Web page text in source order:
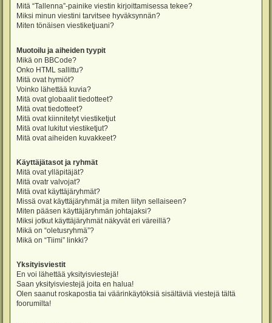
Mitä “Tallenna”-painike viestin kirjoittamisessa tekee?
Miksi minun viestini tarvitsee hyväksynnän?
Miten tönäisen viestiketjuani?
Muotoilu ja aiheiden tyypit
Mikä on BBCode?
Onko HTML sallittu?
Mitä ovat hymiöt?
Voinko lähettää kuvia?
Mitä ovat globaalit tiedotteet?
Mitä ovat tiedotteet?
Mitä ovat kiinnitetyt viestiketjut
Mitä ovat lukitut viestiketjut?
Mitä ovat aiheiden kuvakkeet?
Käyttäjätasot ja ryhmät
Mitä ovat ylläpitäjät?
Mitä ovatr valvojat?
Mitä ovat käyttäjäryhmät?
Missä ovat käyttäjäryhmät ja miten liityn sellaiseen?
Miten pääsen käyttäjäryhmän johtajaksi?
Miksi jotkut käyttäjäryhmät näkyvät eri väreillä?
Mikä on “oletusryhmä”?
Mikä on “Tiimi” linkki?
Yksityisviestit
En voi lähettää yksityisviestejä!
Saan yksityisviestejä joita en halua!
Olen saanut roskapostia tai väärinkäytöksiä sisältäviä viestejä tältä
foorumilta!